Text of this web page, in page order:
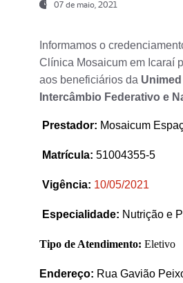
07 de maio, 2021
Informamos o
Clínica Mosaicum em Icaraí
aos beneficiários da
Intercâmbio Federativo e
Prestador: Mosaicum
Matrícula: 51004355-5
Vigência: 10/05/2021
Especialidade: Nutrição e
Tipo de Atendimento: Eletivo
Endereço: Rua Gavião